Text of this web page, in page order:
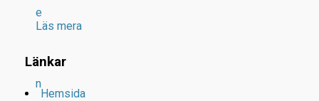
e
n
Läs mera
Länkar
Hemsida